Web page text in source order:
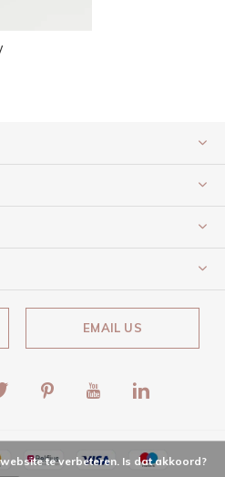
EMAIL US
te verbeteren. Is dat akkoord?